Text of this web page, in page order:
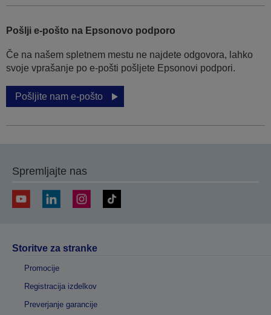
Pošlji e-pošto na Epsonovo podporo
Če na našem spletnem mestu ne najdete odgovora, lahko
svoje vprašanje po e-pošti pošljete Epsonovi podpori.
Pošljite nam e-pošto
Spremljajte nas
Storitve za stranke
Promocije
Registracija izdelkov
Preverjanje garancije